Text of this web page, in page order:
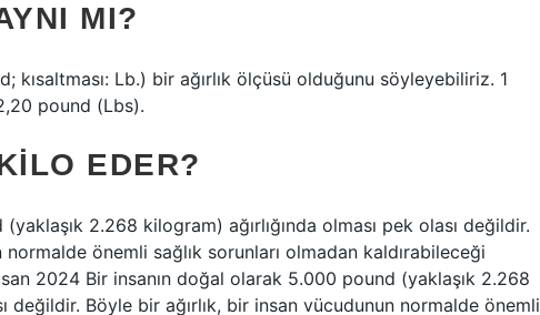
MI?
kısaltması: Lb.) bir ağırlık ölçüsü olduğunu söyleyebiliriz. 1
pound (Lbs).
EDER?
2.268 kilogram) ağırlığında olması pek olası değildir.
önemli sağlık sorunları olmadan kaldırabileceği
2024 Bir insanın doğal olarak 5.000 pound (yaklaşık 2.268
değildir. Böyle bir ağırlık, bir insan vücudunun normalde önemli